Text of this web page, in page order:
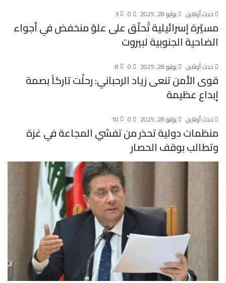
حدث أونلاين يوليو 28, 2025 0
3
مسيّرة إسرائيلية تُحلّق على علوّ منخفض في أجواء
الضاحية الجنوبية لبيروت
حدث أونلاين يوليو 28, 2025 0
8
قوى الأمن تنعى زياد الرحباني: رحلْت تاركاً بصمة
إبداع عظيمة
حدث أونلاين يوليو 28, 2025 0
10
منظمات دولية تحذر من تفشي المجاعة في غزة
وتطالب بوقف الحصار